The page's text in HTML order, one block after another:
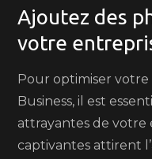
Ajoutez des
votre
Pour optimiser
Business, il est
attrayantes de votre
captivantes attirent